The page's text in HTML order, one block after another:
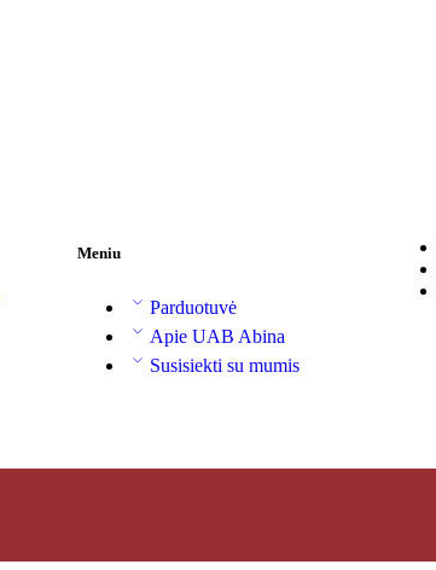
Meniu
Parduotuvė
Apie UAB Abina
Susisiekti su mumis